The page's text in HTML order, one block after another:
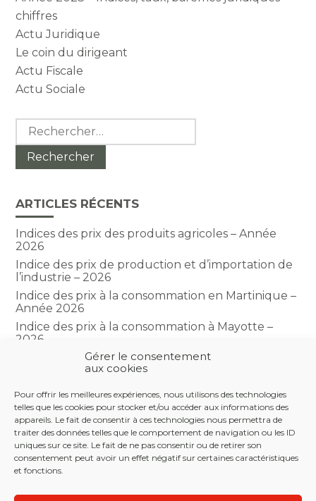
Gérer le consentement
aux cookies
Pour offrir les meilleures expériences, nous utilisons des technologies
telles que les cookies pour stocker et/ou accéder aux informations des
appareils. Le fait de consentir à ces technologies nous permettra de
traiter des données telles que le comportement de navigation ou les ID
uniques sur ce site. Le fait de ne pas consentir ou de retirer son
consentement peut avoir un effet négatif sur certaines caractéristiques
et fonctions.
chiffres
Actu Juridique
Le coin du dirigeant
Actu Fiscale
Actu Sociale
Rechercher :
ARTICLES RÉCENTS
Indices des prix des produits agricoles – Année
2026
Indice des prix de production et d’importation de
l’industrie – 2026
Indice des prix à la consommation en Martinique –
Année 2026
Indice des prix à la consommation à Mayotte –
2026
Indice du climat des affaires dans le BTP – Année
COMMENTAIRES RÉCENTS
Footer
LE CABINET NOS SERVICES NOS OUTILS